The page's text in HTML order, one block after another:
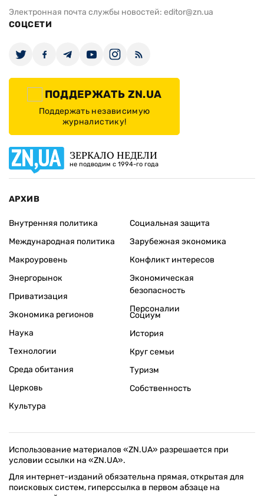
Электронная почта службы новостей: editor@zn.ua
СОЦСЕТИ
ПОДДЕРЖАТЬ ZN.UA
Поддержать независимую
журналистику!
ЗЕРКАЛО НЕДЕЛИ
не подводим с 1994-го года
АРХИВ
Внутренняя политика
Международная политика
Макроуровень
Энергорынок
Приватизация
Экономика регионов
Социальная защита
Зарубежная экономика
Конфликт интересов
Экономическая
безопасность
Персоналии
Наука
Технологии
Среда обитания
Церковь
Культура
Социум
История
Круг семьи
Туризм
Собственность
Использование материалов «ZN.UA» разрешается при
условии ссылки на «ZN.UA».
Для интернет-изданий обязательна прямая, открытая для
поисковых систем, гиперссылка в первом абзаце на